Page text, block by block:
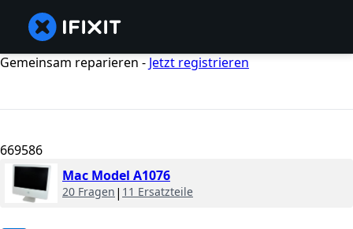
Gemeinsam reparieren - Jetzt registrieren
669586
Mac Model A1076
20 Fragen | 11 Ersatzteile